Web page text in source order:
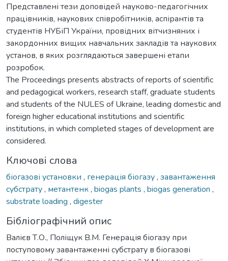
Представлені тези доповідей науково-педагогічних
працівників, наукових співробітників, аспірантів та
студентів НУБіП України, провідних вітчизняних і
закордонних вищих навчальних закладів та наукових
установ, в яких розглядаються завершені етапи
розробок.
The Proceedings presents abstracts of reports of scientific
and pedagogical workers, research staff, graduate students
and students of the NULES of Ukraine, leading domestic and
foreign higher educational institutions and scientific
institutions, in which completed stages of development are
considered.
Ключові слова
біогазові установки , генерація біогазу, завантаження
субстрату, метантенк, biogas plants , biogas generation ,
substrate loading , digester
Бібліографічний опис
Валієв Т.О., Поліщук В.М. Генерація біогазу при
поступовому завантаженні субстрату в біогазові